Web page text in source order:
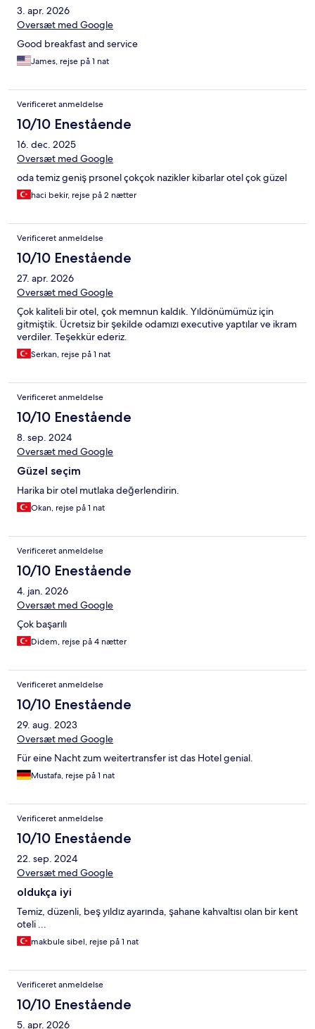
3. apr. 2026
Oversæt med Google
Good breakfast and service
James, rejse på 1 nat
Verificeret anmeldelse
10/10 Enestående
16. dec. 2025
Oversæt med Google
oda temiz geniş prsonel çokçok nazikler kibarlar otel çok güzel
haci bekir, rejse på 2 nætter
Verificeret anmeldelse
10/10 Enestående
27. apr. 2026
Oversæt med Google
Çok kaliteli bir otel, çok memnun kaldık. Yıldönümümüz için
gitmiştik. Ücretsiz bir şekilde odamızı executive yaptılar ve ikram
verdiler. Teşekkür ederiz.
Serkan, rejse på 1 nat
Verificeret anmeldelse
10/10 Enestående
8. sep. 2024
Oversæt med Google
Güzel seçim
Harika bir otel mutlaka değerlendirin.
Okan, rejse på 1 nat
Verificeret anmeldelse
10/10 Enestående
4. jan. 2026
Oversæt med Google
Çok başarılı
Didem, rejse på 4 nætter
Verificeret anmeldelse
10/10 Enestående
29. aug. 2023
Oversæt med Google
Für eine Nacht zum weitertransfer ist das Hotel genial.
Mustafa, rejse på 1 nat
Verificeret anmeldelse
10/10 Enestående
22. sep. 2024
Oversæt med Google
oldukça iyi
Temiz, düzenli, beş yıldız ayarında, şahane kahvaltısı olan bir kent
oteli ...
makbule sibel, rejse på 1 nat
Verificeret anmeldelse
10/10 Enestående
5. apr. 2026